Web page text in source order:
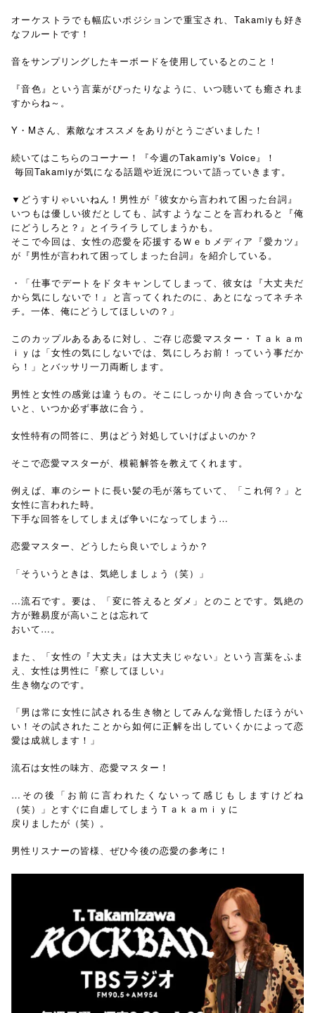
オーケストラでも幅広いポジションで重宝され、Takamiyも好き
なフルートです！
音をサンプリングしたキーボードを使用しているとのこと！
『音色』という言葉がぴったりなように、いつ聴いても癒されま
すからね～。
Y・Mさん、素敵なオススメをありがとうございました！
続いてはこちらのコーナー！『今週のTakamiy's Voice』！
毎回Takamiyが気になる話題や近況について語っていきます。
▼どうすりゃいいねん！男性が『彼女から言われて困った台詞』
いつもは優しい彼だとしても、試すようなことを言われると『俺
にどうしろと？』とイライラしてしまうかも。
そこで今回は、女性の恋愛を応援するＷｅｂメディア『愛カツ』
が『男性が言われて困ってしまった台詞』を紹介している。
・「仕事でデートをドタキャンしてしまって、彼女は『大丈夫だ
から気にしないで！』と言ってくれたのに、あとになってネチネ
チ。一体、俺にどうしてほしいの？」
このカップルあるあるに対し、ご存じ恋愛マスター・Ｔａｋａｍ
ｉｙは「女性の気にしないでは、気にしろお前！っていう事だか
ら！」とバッサリ一刀両断します。
男性と女性の感覚は違うもの。そこにしっかり向き合っていかな
いと、いつか必ず事故に合う。
女性特有の問答に、男はどう対処していけばよいのか？
そこで恋愛マスターが、模範解答を教えてくれます。
例えば、車のシートに長い髪の毛が落ちていて、「これ何？」と
女性に言われた時。
下手な回答をしてしまえば争いになってしまう…
恋愛マスター、どうしたら良いでしょうか？
「そういうときは、気絶しましょう（笑）」
…流石です。要は、「変に答えるとダメ」とのことです。気絶の
方が難易度が高いことは忘れて
おいて…。
また、「女性の『大丈夫』は大丈夫じゃない」という言葉をふま
え、女性は男性に『察してほしい』
生き物なのです。
「男は常に女性に試される生き物としてみんな覚悟したほうがい
い！その試されたことから如何に正解を出していくかによって恋
愛は成就します！」
流石は女性の味方、恋愛マスター！
…その後「お前に言われたくないって感じもしますけどね
（笑）」とすぐに自虐してしまうＴａｋａｍｉｙに
戻りましたが（笑）。
男性リスナーの皆様、ぜひ今後の恋愛の参考に！